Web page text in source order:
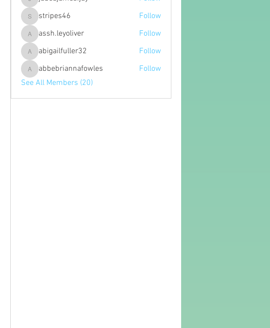
jadeajames.jay
stripes46
stripes46 Follow
assh.leyoliver
assh.leyoliver Follow
abigailfuller32
abigailfuller32 Follow
abbebriannafowles
abbebriannafowles
Follow
See All Members (20)